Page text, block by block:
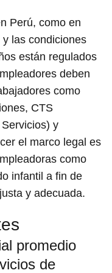
Perú, como en
las condiciones
están regulados
deben
como
CTS
y
el marco legal es
como
infantil a fin de
y adecuada.
promedio
de